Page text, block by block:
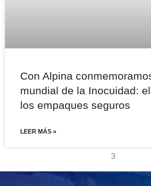
Con Alpina
mundial de la Inocuidad:
los empaques seguros
LEER MÁS »
3